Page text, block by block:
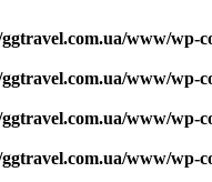
www/wp-
www/wp-
www/wp-
www/wp-